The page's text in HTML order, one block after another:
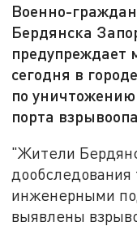
Военно-
Бердянска
предупреждает
сегодня в
по
порта
"Жители
дообследования
инженерными
выявлены